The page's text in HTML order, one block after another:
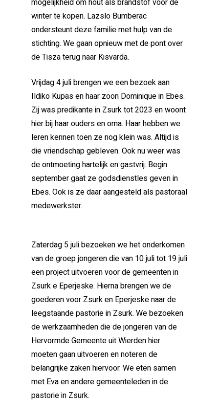
mogelijkheid om hout als brandstof voor de
winter te kopen. Lazslo Bumberac
ondersteunt deze familie met hulp van de
stichting. We gaan opnieuw met de pont over
de Tisza terug naar Kisvarda.
Vrijdag 4 juli brengen we een bezoek aan
Ildiko Kupas en haar zoon Dominique in Ebes.
Zij was predikante in Zsurk tot 2023 en woont
hier bij haar ouders en oma. Haar hebben we
leren kennen toen ze nog klein was. Altijd is
die vriendschap gebleven. Ook nu weer was
de ontmoeting hartelijk en gastvrij. Begin
september gaat ze godsdienstles geven in
Ebes. Ook is ze daar aangesteld als pastoraal
medewerkster.
Zaterdag 5 juli bezoeken we het onderkomen
van de groep jongeren die van 10 juli tot 19 juli
een project uitvoeren voor de gemeenten in
Zsurk e Eperjeske. Hierna brengen we de
goederen voor Zsurk en Eperjeske naar de
leegstaande pastorie in Zsurk. We bezoeken
de werkzaamheden die de jongeren van de
Hervormde Gemeente uit Wierden hier
moeten gaan uitvoeren en noteren de
belangrijke zaken hiervoor. We eten samen
met Eva en andere gemeenteleden in de
pastorie in Zsurk.